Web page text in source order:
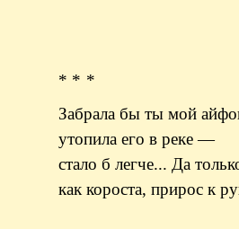
* * *
Забрала бы ты мой
утопила его в реке —
стало б легче... Да
как короста, прирос к